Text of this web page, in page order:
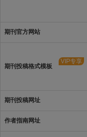
期刊官方网站
期刊投稿格式模板
VIP专享
期刊投稿网址
作者指南网址